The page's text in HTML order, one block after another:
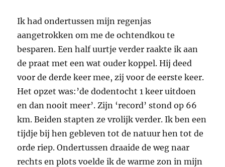
Ik had ondertussen mijn regenjas
aangetrokken om me de ochtendkou te
besparen. Een half uurtje verder raakte ik aan
de praat met een wat ouder koppel. Hij deed
voor de derde keer mee, zij voor de eerste keer.
Het opzet was:’de dodentocht 1 keer uitdoen
en dan nooit meer’. Zijn ‘record’ stond op 66
km. Beiden stapten ze vrolijk verder. Ik ben een
tijdje bij hen gebleven tot de natuur hen tot de
orde riep. Ondertussen draaide de weg naar
rechts en plots voelde ik de warme zon in mijn